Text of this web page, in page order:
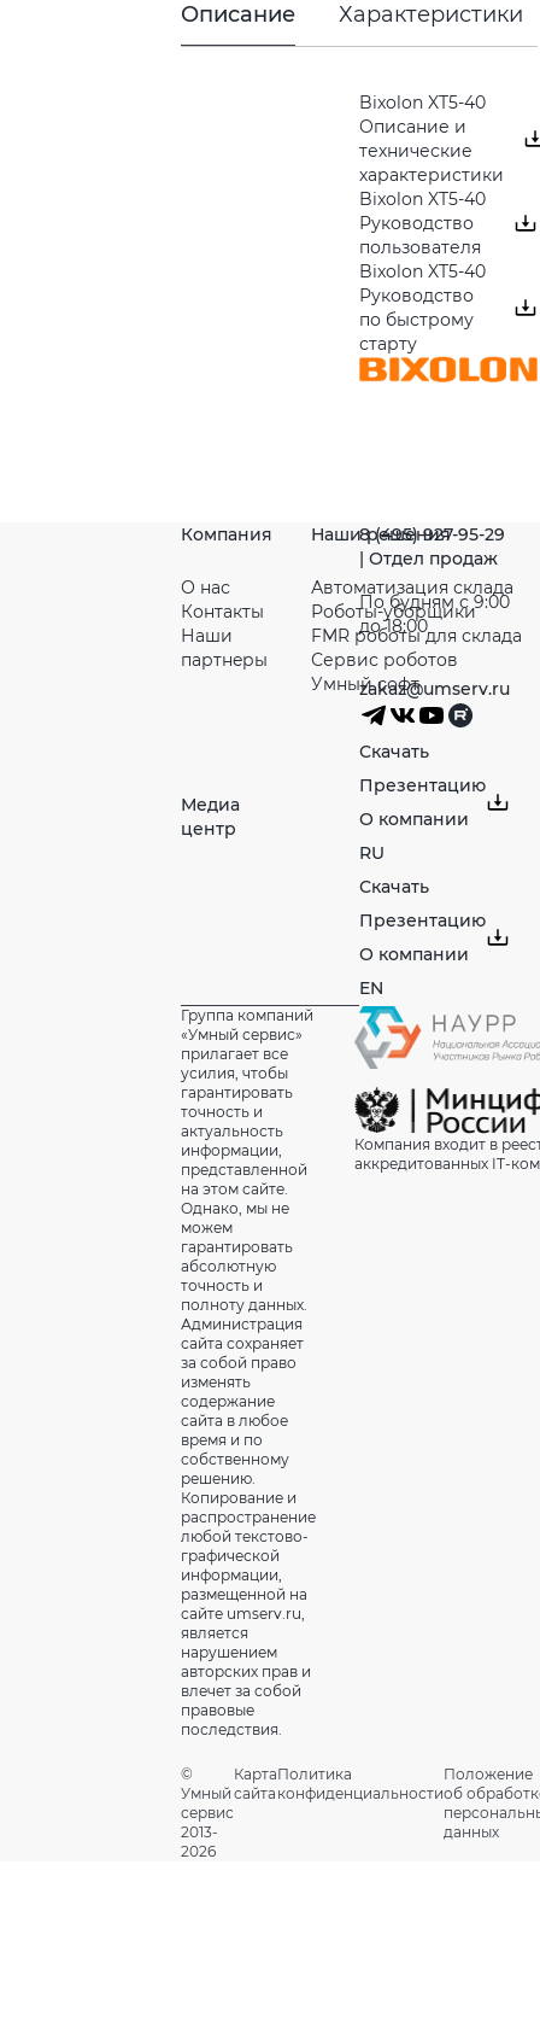
Описание Характеристики
Bixolon XT5-40
Описание и
технические
характеристики
Bixolon XT5-40
Руководство
пользователя
Bixolon XT5-40
Руководство
по быстрому
старту
Компания
О нас
Контакты
Наши
партнeры
Медиа
центр
Наши решения
Автоматизация склада
Роботы-уборщики
FMR роботы для склада
Сервис роботов
Умный софт
8 (495) 927-95-29
| Отдел продаж
По будням с 9:00
до 18:00
zakaz@umserv.ru
Скачать
Презентацию
О компании
RU
Скачать
Презентацию
О компании
EN
Группа компаний
«Умный сервис»
прилагает все
усилия, чтобы
гарантировать
точность и
актуальность
информации,
представленной
на этом сайте.
Однако, мы не
можем
гарантировать
абсолютную
точность и
полноту данных.
Администрация
сайта сохраняет
за собой право
изменять
содержание
сайта в любое
время и по
собственному
решению.
Копирование и
распространение
любой текстово-
графической
информации,
размещенной на
сайте umserv.ru,
является
нарушением
авторских прав и
влечет за собой
правовые
последствия.
Компания входит в
аккредитованных IT-
©
Умный
сервис
2013-
2026
Карта
сайта
Политика
конфиденциальности
Положение
об
данных